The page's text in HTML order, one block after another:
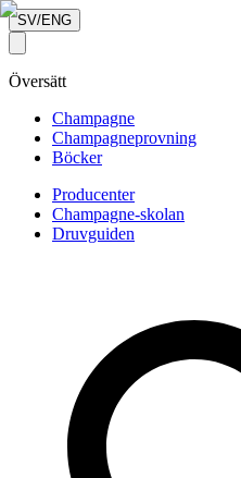
SV/ENG
Översätt
Champagne
Champagneprovning
Böcker
Producenter
Champagne-skolan
Druvguiden